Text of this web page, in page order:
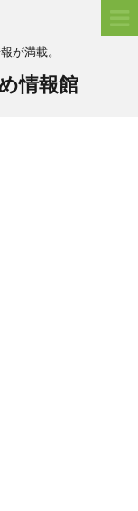
が満載。
情報館